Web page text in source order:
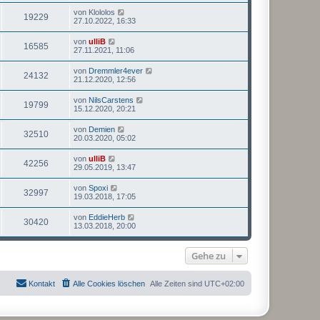
19229 von Klololos
27.10.2022, 16:33
16585 von ulliB
27.11.2021, 11:06
24132 von Dremmler4ever
21.12.2020, 12:56
19799 von NilsCarstens
15.12.2020, 20:21
32510 von Demien
20.03.2020, 05:02
42256 von ulliB
29.05.2019, 13:47
32997 von Spoxi
19.03.2018, 17:05
30420 von EddieHerb
13.03.2018, 20:00
Gehe zu
Alle Zeiten sind UTC+02:00
Alle Cookies löschen
Kontakt